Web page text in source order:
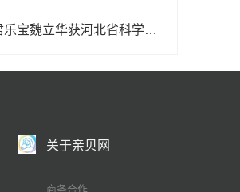
君乐宝魏立华获河北省科学技术突出贡献奖终身荣誉
关于亲贝网
商务合作